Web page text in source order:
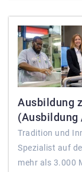
Ausbildung
(Ausbildung
Tradition und
Spezialist auf
mehr als 3.000